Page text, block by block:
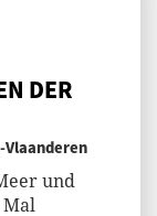
DER
Vlaanderen
und